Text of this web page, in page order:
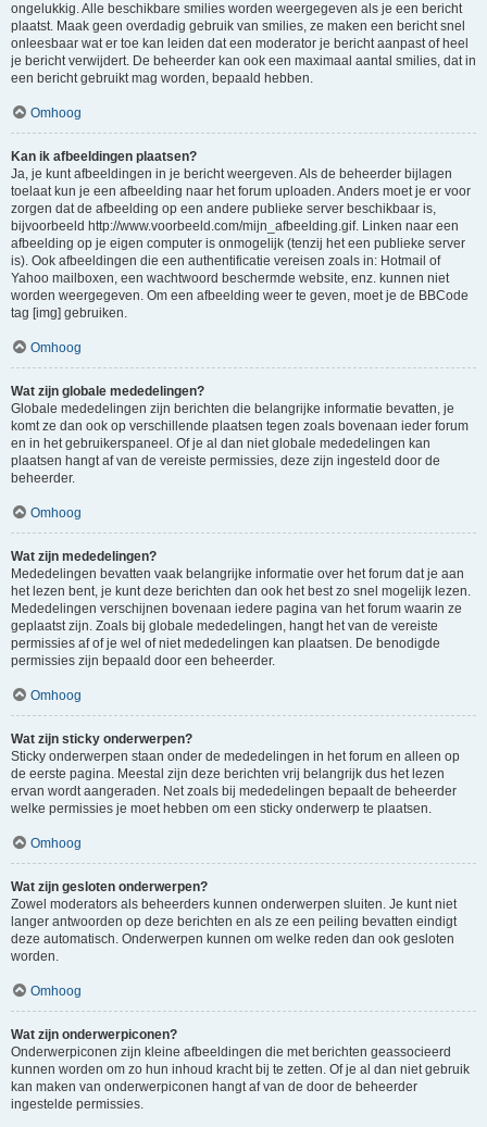
ongelukkig. Alle beschikbare smilies worden weergegeven als je een bericht
plaatst. Maak geen overdadig gebruik van smilies, ze maken een bericht snel
onleesbaar wat er toe kan leiden dat een moderator je bericht aanpast of heel
je bericht verwijdert. De beheerder kan ook een maximaal aantal smilies, dat in
een bericht gebruikt mag worden, bepaald hebben.
Omhoog
Kan ik afbeeldingen plaatsen?
Ja, je kunt afbeeldingen in je bericht weergeven. Als de beheerder bijlagen
toelaat kun je een afbeelding naar het forum uploaden. Anders moet je er voor
zorgen dat de afbeelding op een andere publieke server beschikbaar is,
bijvoorbeeld http://www.voorbeeld.com/mijn_afbeelding.gif. Linken naar een
afbeelding op je eigen computer is onmogelijk (tenzij het een publieke server
is). Ook afbeeldingen die een authentificatie vereisen zoals in: Hotmail of
Yahoo mailboxen, een wachtwoord beschermde website, enz. kunnen niet
worden weergegeven. Om een afbeelding weer te geven, moet je de BBCode
tag [img] gebruiken.
Omhoog
Wat zijn globale mededelingen?
Globale mededelingen zijn berichten die belangrijke informatie bevatten, je
komt ze dan ook op verschillende plaatsen tegen zoals bovenaan ieder forum
en in het gebruikerspaneel. Of je al dan niet globale mededelingen kan
plaatsen hangt af van de vereiste permissies, deze zijn ingesteld door de
beheerder.
Omhoog
Wat zijn mededelingen?
Mededelingen bevatten vaak belangrijke informatie over het forum dat je aan
het lezen bent, je kunt deze berichten dan ook het best zo snel mogelijk lezen.
Mededelingen verschijnen bovenaan iedere pagina van het forum waarin ze
geplaatst zijn. Zoals bij globale mededelingen, hangt het van de vereiste
permissies af of je wel of niet mededelingen kan plaatsen. De benodigde
permissies zijn bepaald door een beheerder.
Omhoog
Wat zijn sticky onderwerpen?
Sticky onderwerpen staan onder de mededelingen in het forum en alleen op
de eerste pagina. Meestal zijn deze berichten vrij belangrijk dus het lezen
ervan wordt aangeraden. Net zoals bij mededelingen bepaalt de beheerder
welke permissies je moet hebben om een sticky onderwerp te plaatsen.
Omhoog
Wat zijn gesloten onderwerpen?
Zowel moderators als beheerders kunnen onderwerpen sluiten. Je kunt niet
langer antwoorden op deze berichten en als ze een peiling bevatten eindigt
deze automatisch. Onderwerpen kunnen om welke reden dan ook gesloten
worden.
Omhoog
Wat zijn onderwerpiconen?
Onderwerpiconen zijn kleine afbeeldingen die met berichten geassocieerd
kunnen worden om zo hun inhoud kracht bij te zetten. Of je al dan niet gebruik
kan maken van onderwerpiconen hangt af van de door de beheerder
ingestelde permissies.